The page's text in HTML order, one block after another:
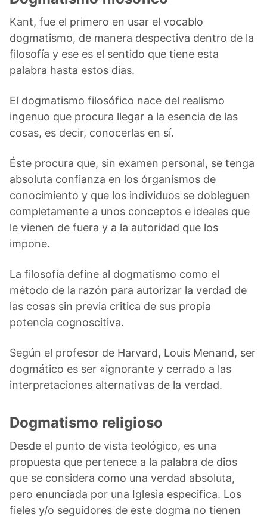
Kant, fue el primero en usar el vocablo
dogmatismo, de manera despectiva dentro de la
filosofía y ese es el sentido que tiene esta
palabra hasta estos días.
El dogmatismo filosófico nace del realismo
ingenuo que procura llegar a la esencia de las
cosas, es decir, conocerlas en sí.
Éste procura que, sin examen personal, se tenga
absoluta confianza en los órganismos de
conocimiento y que los individuos se dobleguen
completamente a unos conceptos e ideales que
le vienen de fuera y a la autoridad que los
impone.
La filosofía define al dogmatismo como el
método de la razón para autorizar la verdad de
las cosas sin previa critica de sus propia
potencia cognoscitiva.
Según el profesor de Harvard, Louis Menand, ser
dogmático es ser «ignorante y cerrado a las
interpretaciones alternativas de la verdad.
Dogmatismo religioso
Desde el punto de vista teológico, es una
propuesta que pertenece a la palabra de dios
que se considera como una verdad absoluta,
pero enunciada por una Iglesia especifica. Los
fieles y/o seguidores de este dogma no tienen